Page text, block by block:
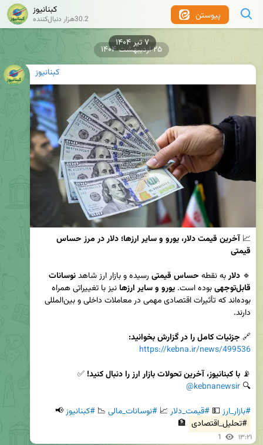
پیوستن کبنانیوز
30.2هزار دنبال‌کننده
کبنانیوز
📈
قیمتی
🔹 دلار به نقطه حساس قیمتی رسیده و بازار ارز شاهد
قابل‌توجهی
بوده است. یورو و سایر ارزها
🔗 جزئیات کامل را در گزارش بخوانید:
https://kebna.ir/news/499536
📡 با کبنانیوز، آخرین تحولات بازار ارز را دنبال کنید!
🔍
@kebnanewsir
#بازار_ارز 💵 #قیمت_دلار 📈 #نوسانات_مالی 📉 #کبنانیوز 📢
#تحلیل_اقتصادی 🏦
1 ۱۳:۲۱
۲۵ اردیبهشت ۱۴۰۴